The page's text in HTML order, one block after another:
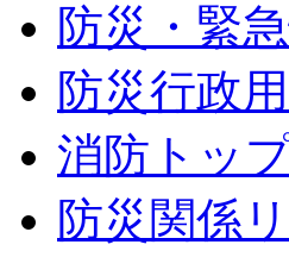
防災・緊
防災行政
消防トッ
防災関係